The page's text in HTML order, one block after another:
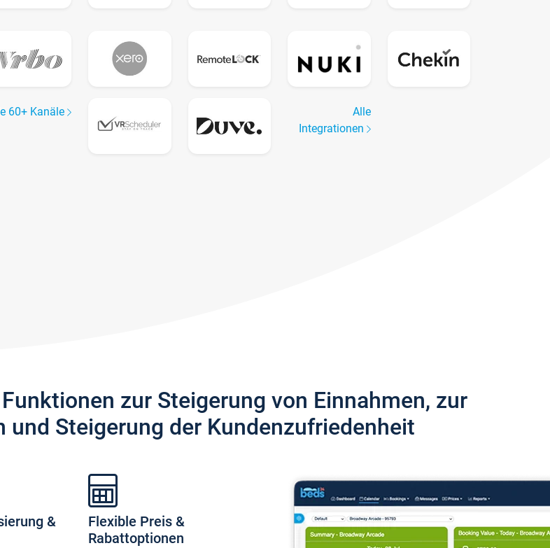
60+ Kanäle
Alle
Integrationen
zur Steigerung von Einnahmen, zur
und Steigerung der Kundenzufriedenheit
&
Flexible Preis &
Rabattoptionen